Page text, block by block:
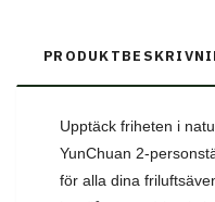
Upptäck friheten i
YunChuan 2-
för alla dina